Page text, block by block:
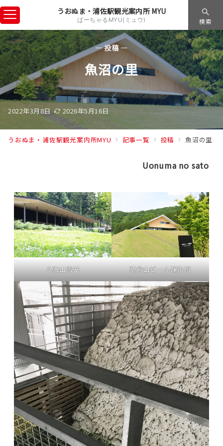
うおぬま・浦佐駅観光案内所 MYU
ばーちゃるMYU(ミュウ) 検索
— 投稿 —
魚沼の里
2022年3月8日 2026年5月16日
うおぬま・浦佐駅観光案内所MYU 記事一覧 投稿 魚沼の里
Uonuma no sato
八海山雪室 猿倉山ビール醸造所